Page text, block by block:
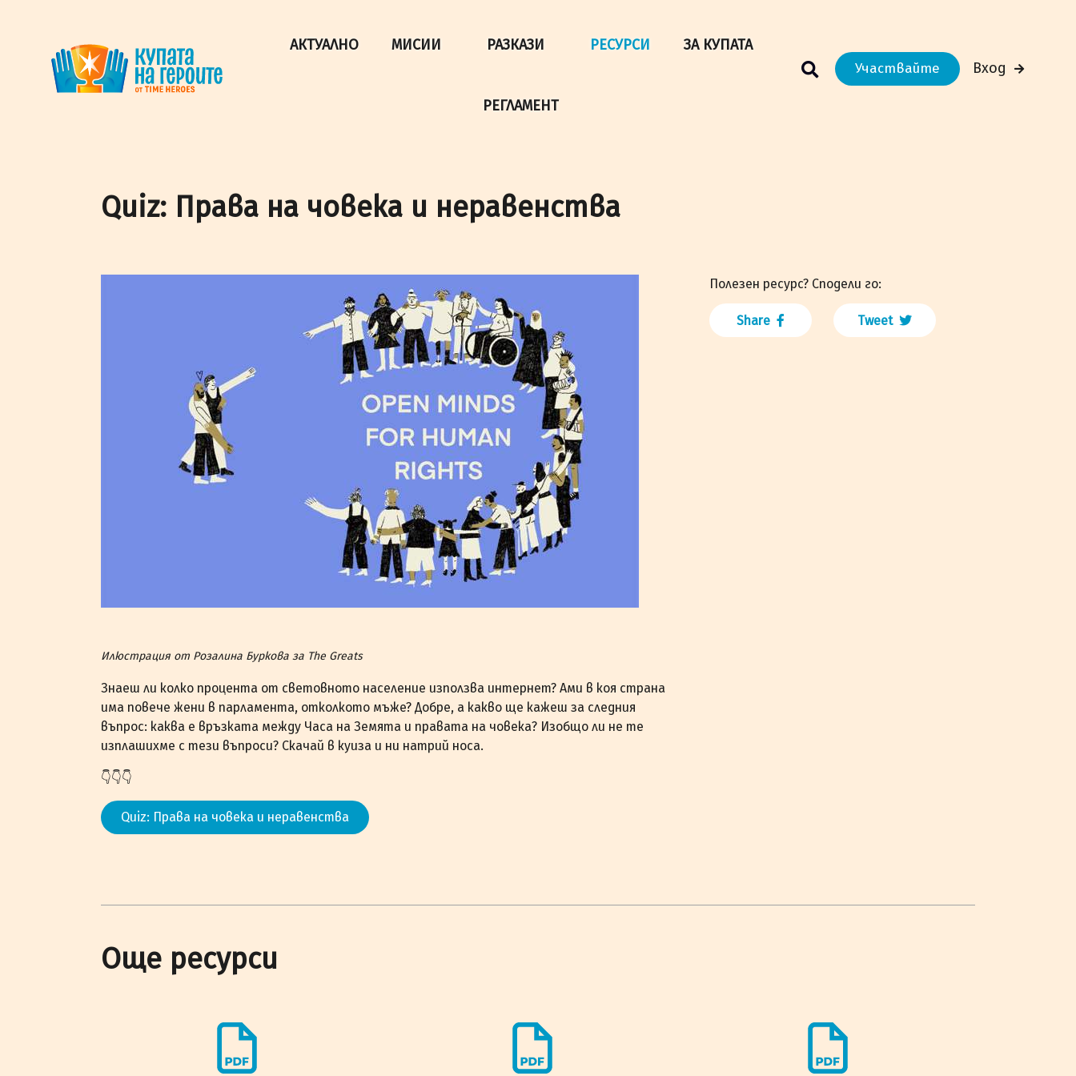
АКТУАЛНО МИСИИ РАЗКАЗИ РЕСУРСИ ЗА КУПАТА
РЕГЛАМЕНТ
Участвайте Вход
Quiz: Права на човека и неравенства
Илюстрация от Розалина Буркова за The Greats
Знаеш ли колко процента от световното население използва интернет? Ами в коя страна
има повече жени в парламента, отколкото мъже? Добре, а какво ще кажеш за следния
въпрос: каква е връзката между Часа на Земята и правата на човека? Изобщо ли не те
изплашихме с тези въпроси? Скачай в куиза и ни натрий носа.
👇👇👇
Quiz: Права на човека и неравенства
Полезен ресурс? Сподели го:
Share Tweet
Още ресурси